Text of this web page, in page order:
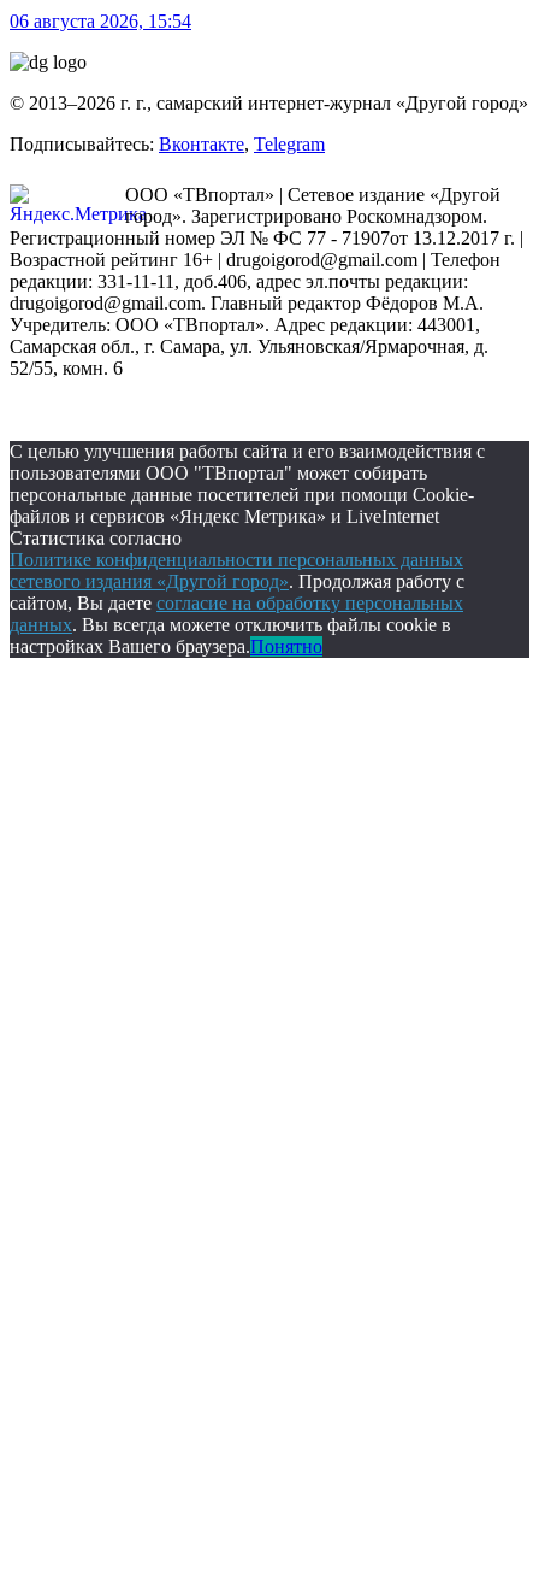
06 августа 2026, 15:54
© 2013–2026 г. г., самарский интернет-журнал «Другой город»
Подписывайтесь: Вконтакте, Telegram
ООО «ТВпортал» | Сетевое издание «Другой
город». Зарегистрировано Роскомнадзором.
Регистрационный номер ЭЛ № ФС 77 - 71907от 13.12.2017 г. |
Возрастной рейтинг 16+ | drugoigorod@gmail.com | Телефон
редакции: 331-11-11, доб.406, адрес эл.почты редакции:
drugoigorod@gmail.com. Главный редактор Фёдоров М.А.
Учредитель: ООО «ТВпортал». Адрес редакции: 443001,
Самарская обл., г. Самара, ул. Ульяновская/Ярмарочная, д.
52/55, комн. 6
С целью улучшения работы сайта и его взаимодействия с
пользователями ООО "ТВпортал" может собирать
персональные данные посетителей при помощи Cookie-
файлов и сервисов «Яндекс Метрика» и LiveInternet
Статистика согласно
Политике конфиденциальности персональных данных
сетевого издания «Другой город». Продолжая работу с
сайтом, Вы даете согласие на обработку персональных
данных. Вы всегда можете отключить файлы cookie в
настройках Вашего браузера.Понятно